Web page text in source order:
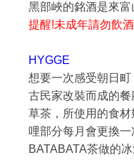
黑部峽的銘酒是來富
提醒!未成年請勿飲
HYGGE
想要一次感受朝日
古民家改裝而成的
草茶，所使用的食
哩部分每月會更換
BATABATA茶做的